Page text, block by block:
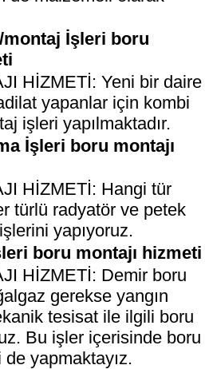
montaj İşleri boru
HİZMETİ: Yeni bir daire
yapanlar için kombi
işleri yapılmaktadır.
İşleri boru montajı
HİZMETİ: Hangi tür
türlü radyatör ve petek
yapıyoruz.
boru montajı hizmeti
HİZMETİ: Demir boru
gerekse yangın
tesisat ile ilgili boru
Bu işler içerisinde boru
de yapmaktayız.